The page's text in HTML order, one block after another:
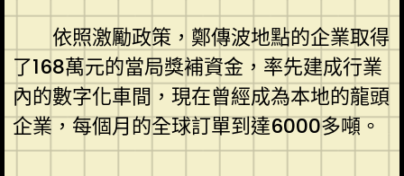
依照激勵政策，鄭傳波地點的企業取得
了168萬元的當局獎補資金，率先建成行業
內的數字化車間，現在曾經成為本地的龍頭
企業，每個月的全球訂單到達6000多噸。